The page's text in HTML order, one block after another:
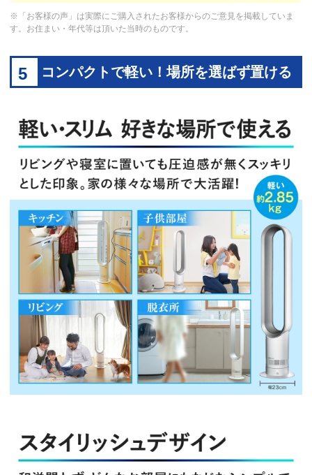
※「お客様の声」は実際にご購入されたお客様からのご意見を掲載していま
す。お住まい・年代等は頂いた当時のものです。
5 コンパクトで軽い！場所を選ばず置ける